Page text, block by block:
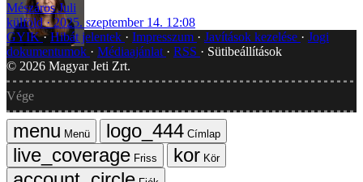
Mészáros Juli
külföld
2025. szeptember 14. 12:08
GYIK Hibát jelentek Impresszum Javítások kezelése
Jogi
dokumentumok
Médiaajánlat RSS
Sütibeállítások
© 2026 Magyar Jeti Zrt.
Vége
Menü
Címlap
Friss
Kör